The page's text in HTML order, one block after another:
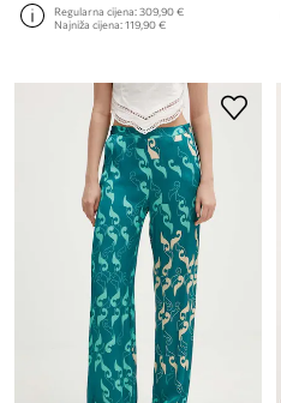
Regularna cijena:309,90 €
Najniža cijena:119,90 €